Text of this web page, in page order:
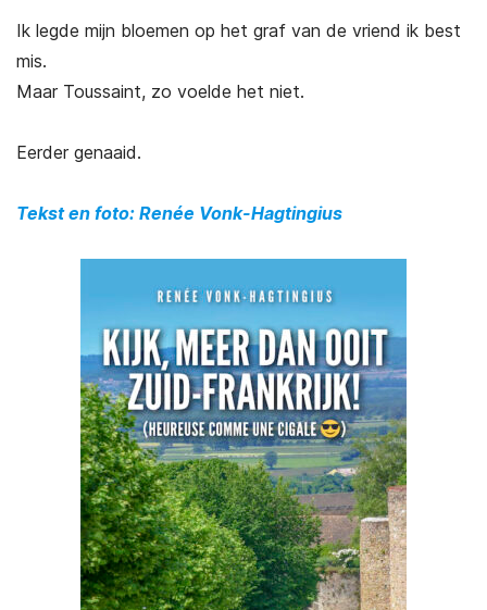
Ik legde mijn bloemen op het graf van de vriend ik best
mis.
Maar Toussaint, zo voelde het niet.
Eerder genaaid.
Tekst en foto: Renée Vonk-Hagtingius